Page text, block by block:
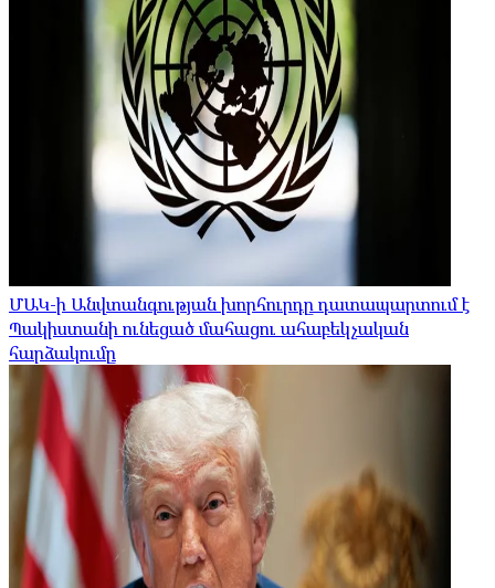
ՄԱԿ-ի Անվտանգության խորհուրդը դատապարտում է
Պակիստանի ունեցած մահացու ահաբեկչական
հարձակումը